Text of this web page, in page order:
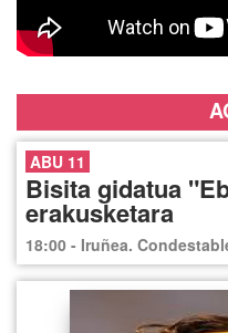
ABU 11
Bisita gidatua
erakusketara
18:00 - Iruñea.